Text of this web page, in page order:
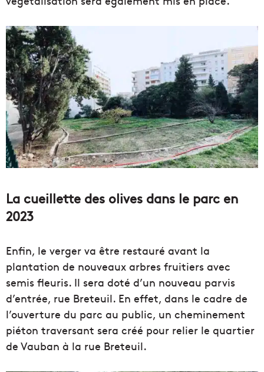
La cueillette des olives dans le parc en
2023
Enfin, le verger va être restauré avant la
plantation de nouveaux arbres fruitiers avec
semis fleuris. Il sera doté d’un nouveau parvis
d’entrée, rue Breteuil. En effet, dans le cadre de
l’ouverture du parc au public, un cheminement
piéton traversant sera créé pour relier le quartier
de Vauban à la rue Breteuil.